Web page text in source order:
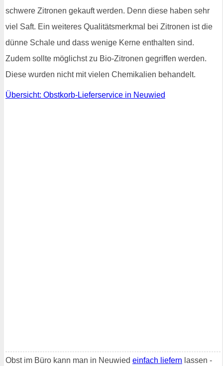
schwere Zitronen gekauft werden. Denn diese haben sehr
viel Saft. Ein weiteres Qualitätsmerkmal bei Zitronen ist die
dünne Schale und dass wenige Kerne enthalten sind.
Zudem sollte möglichst zu Bio-Zitronen gegriffen werden.
Diese wurden nicht mit vielen Chemikalien behandelt.
Übersicht: Obstkorb-Lieferservice in Neuwied
Obst im Büro kann man in Neuwied einfach liefern lassen -